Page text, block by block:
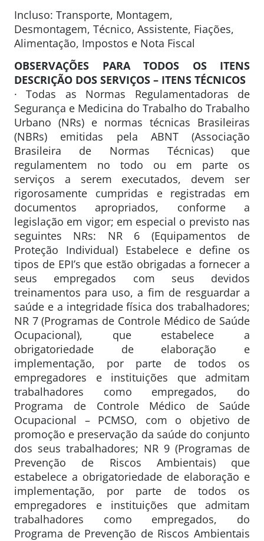
Incluso: Transporte, Montagem,
Desmontagem, Técnico, Assistente, Fiações,
Alimentação, Impostos e Nota Fiscal
OBSERVAÇÕES PARA TODOS OS ITENS
DESCRIÇÃO DOS SERVIÇOS – ITENS TÉCNICOS
· Todas as Normas Regulamentadoras de
Segurança e Medicina do Trabalho do Trabalho
Urbano (NRs) e normas técnicas Brasileiras
(NBRs) emitidas pela ABNT (Associação
Brasileira de Normas Técnicas) que
regulamentem no todo ou em parte os
serviços a serem executados, devem ser
rigorosamente cumpridas e registradas em
documentos apropriados, conforme a
legislação em vigor; em especial o previsto nas
seguintes NRs: NR 6 (Equipamentos de
Proteção Individual) Estabelece e define os
tipos de EPI’s que estão obrigadas a fornecer a
seus empregados com seus devidos
treinamentos para uso, a fim de resguardar a
saúde e a integridade física dos trabalhadores;
NR 7 (Programas de Controle Médico de Saúde
Ocupacional), que estabelece a
obrigatoriedade de elaboração e
implementação, por parte de todos os
empregadores e instituições que admitam
trabalhadores como empregados, do
Programa de Controle Médico de Saúde
Ocupacional – PCMSO, com o objetivo de
promoção e preservação da saúde do conjunto
dos seus trabalhadores; NR 9 (Programas de
Prevenção de Riscos Ambientais) que
estabelece a obrigatoriedade de elaboração e
implementação, por parte de todos os
empregadores e instituições que admitam
trabalhadores como empregados, do
Programa de Prevenção de Riscos Ambientais